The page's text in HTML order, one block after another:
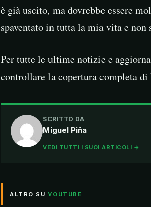
è già uscito, ma dovrebbe essere
spaventato in tutta la mia vita e non
Per tutte le ultime notizie e
controllare la copertura completa di
SCRITTO DA
Miguel Piña
VEDI TUTTI I SUOI ARTICOLI →
ALTRO SU YOUTUBE